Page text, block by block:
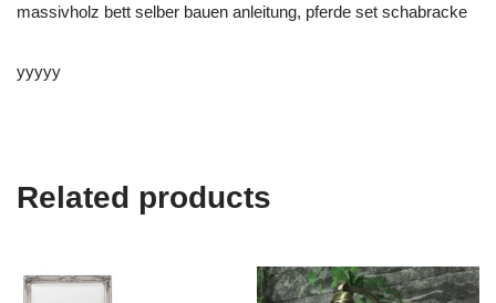
massivholz bett selber bauen anleitung, pferde set schabracke
yyyyy
Related products